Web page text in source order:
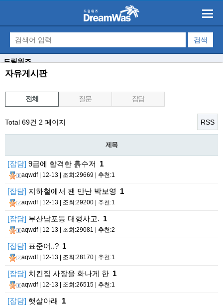
드림워즈
자유게시판
전체 질문 잡담
Total 69건 2 페이지 RSS
제목
[잡담] 9급에 합격한 흙수저 1
aqwdf| 12-13 | 조회:29669 | 추천:1
[잡담] 지하철에서 팬 만난 박보영 1
aqwdf| 12-13 | 조회:29200 | 추천:1
[잡담] 부산남포동 대형사고. 1
aqwdf| 12-13 | 조회:29081 | 추천:2
[잡담] 표준어..? 1
aqwdf| 12-13 | 조회:28170 | 추천:1
[잡담] 치킨집 사장을 화나게 한 1
aqwdf| 12-13 | 조회:26515 | 추천:1
[잡담] 햇살아래 1